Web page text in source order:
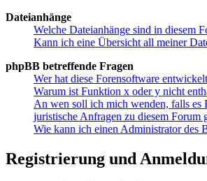
Dateianhänge
Welche Dateianhänge sind in diesem
Kann ich eine Übersicht all meiner
phpBB betreffende Fragen
Wer hat diese Forensoftware
Warum ist Funktion x oder y nicht
An wen soll ich mich wenden, falls es
juristische Anfragen zu diesem Forum
Wie kann ich einen Administrator des
Registrierung und